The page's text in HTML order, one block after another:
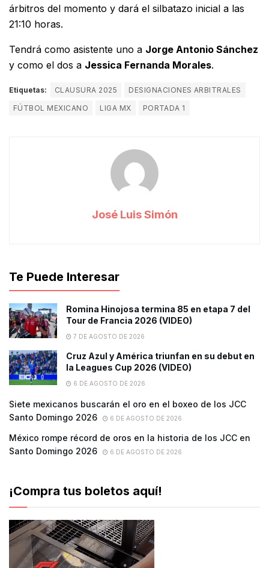
árbitros del momento y dará el silbatazo inicial a las
21:10 horas.
Tendrá como asistente uno a Jorge Antonio Sánchez
y como el dos a Jessica Fernanda Morales.
Etiquetas: CLAUSURA 2025
DESIGNACIONES ARBITRALES
FÚTBOL MEXICANO
LIGA MX PORTADA 1
José Luis Simón
Te Puede Interesar
Romina Hinojosa termina 85 en etapa 7 del
Tour de Francia 2026 (VIDEO)
7 DE AGOSTO DE 2026
Cruz Azul y América triunfan en su debut en
la Leagues Cup 2026 (VIDEO)
6 DE AGOSTO DE 2026
Siete mexicanos buscarán el oro en el boxeo de los JCC
Santo Domingo 2026
6 DE AGOSTO DE 2026
México rompe récord de oros en la historia de los JCC en
Santo Domingo 2026
6 DE AGOSTO DE 2026
¡Compra tus boletos aquí!